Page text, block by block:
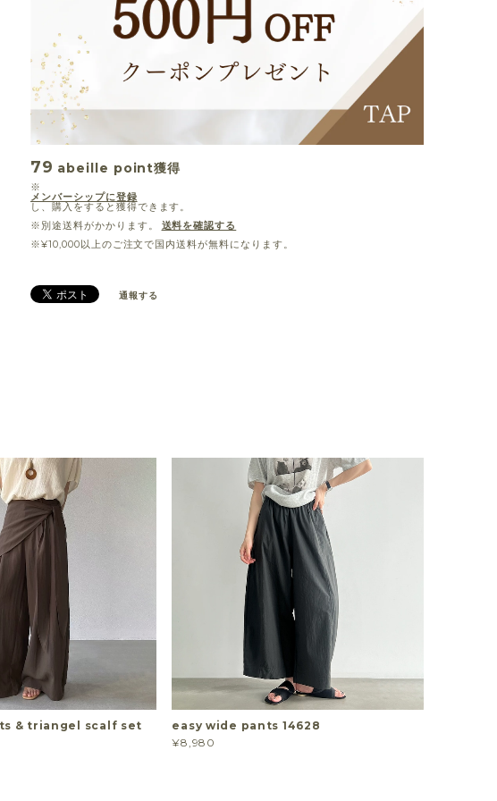
79 abeille point獲得
※
メンバーシップに登録
し、購入をすると獲得できます。
※別途送料がかかります。
送料を確認する
※¥10,000以上のご注文で国内送料が無料になります。
通報する
& triangel scalf set
easy wide pants 14628
¥8,980